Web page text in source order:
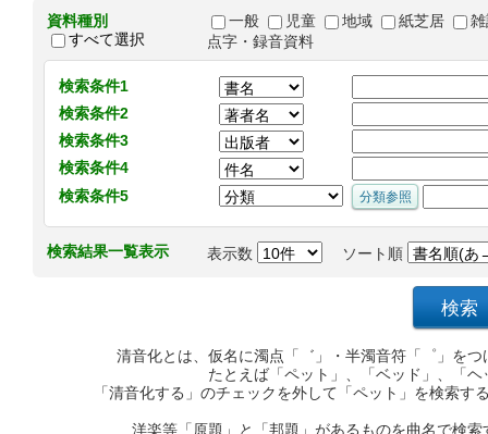
資料種別
すべて選択
一般 児童 地域 紙芝居
点字・録音資料
検索条件1
検索条件2
検索条件3
検索条件4
検索条件5
検索結果一覧表示 表示数 ソート順
清音化とは、仮名に濁点「゛」・半濁音符「゜」を
たとえば「ペット」、「ベッド」、「
「清音化する」のチェックを外して「ペット」を検索
洋楽等「原題」と「邦題」があるものを曲名で検